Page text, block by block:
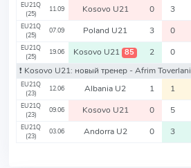
EU21Q
(25)
11.09 Kosovo U21 0 3
EU21Q
(25)
07.09 Poland U21 3 0
EU21Q
(25)
19.06 Kosovo U21 85 2 0
❗️ Kosovo U21: новый тренер - Afrim Toverlani
EU21Q
(23)
12.06 Albania U2 1 1
EU21Q
(23)
09.06 Kosovo U21 0 5
EU21Q
(23)
03.06 Andorra U2 0 3